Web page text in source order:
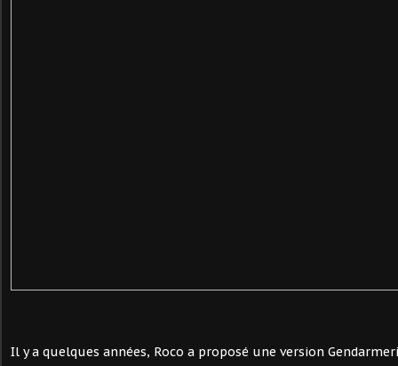
Il y a quelques années, Roco a proposé une version